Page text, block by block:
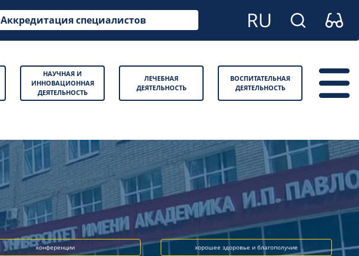
Аккредитация специалистов
НАУЧНАЯ И
ИННОВАЦИОННАЯ
ДЕЯТЕЛЬНОСТЬ
ЛЕЧЕБНАЯ
ДЕЯТЕЛЬНОСТЬ
ВОСПИТАТЕЛЬНАЯ
ДЕЯТЕЛЬНОСТЬ
конференции хорошее здоровье и благополучие